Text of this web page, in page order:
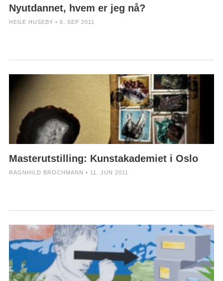
Nyutdannet, hvem er jeg nå?
HEGE HUSEBY • 6. SEP 2011
Masterutstilling: Kunstakademiet i Oslo
RAGNHILD BROCHMANN • 11. JUN 2011